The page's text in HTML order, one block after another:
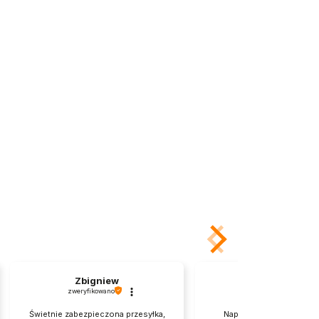
Zbigniew
zweryfikowano
Świetnie zabezpieczona przesyłka,
Naprawdę dobrze